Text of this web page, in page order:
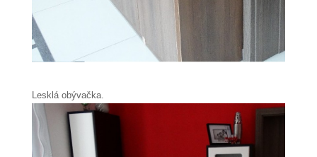
Lesklá obývačka.